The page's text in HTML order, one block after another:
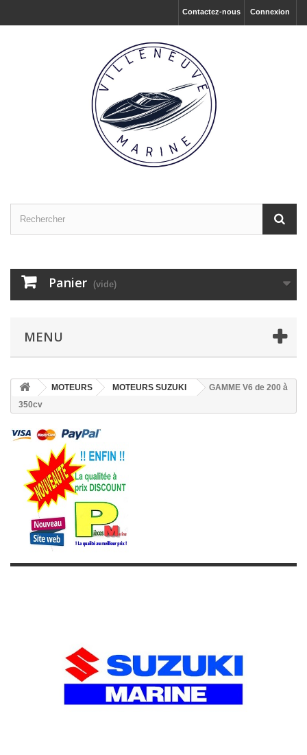
Connexion
Contactez-nous
Panier (vide)
MENU
MOTEURS MOTEURS SUZUKI
GAMME V6 de 200 à
350cv